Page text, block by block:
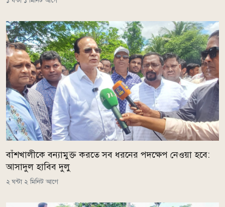
বাঁশখালীকে বন্যামুক্ত করতে সব ধরনের পদক্ষেপ নেওয়া হবে:
আসাদুল হাবিব দুলু
২ ঘন্টা ২ মিনিট আগে